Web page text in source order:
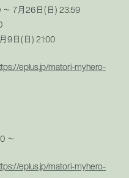
〜 7月26日(日) 23:59
9日(日) 21:00
eplus.jp/matori-myhero-
〜
eplus.jp/matori-myhero-